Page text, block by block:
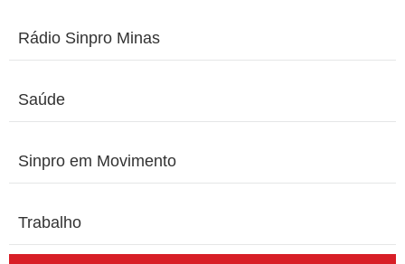
Rádio Sinpro Minas
Saúde
Sinpro em Movimento
Trabalho